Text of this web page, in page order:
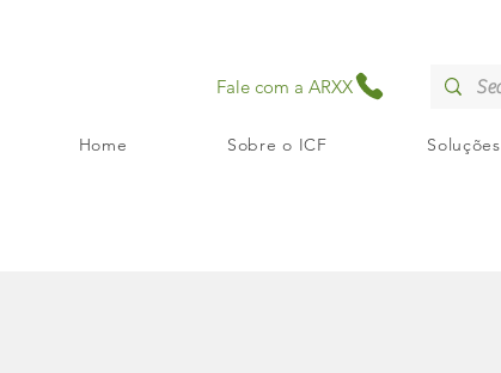
Fale com a ARXX
Home Sobre o ICF Soluções